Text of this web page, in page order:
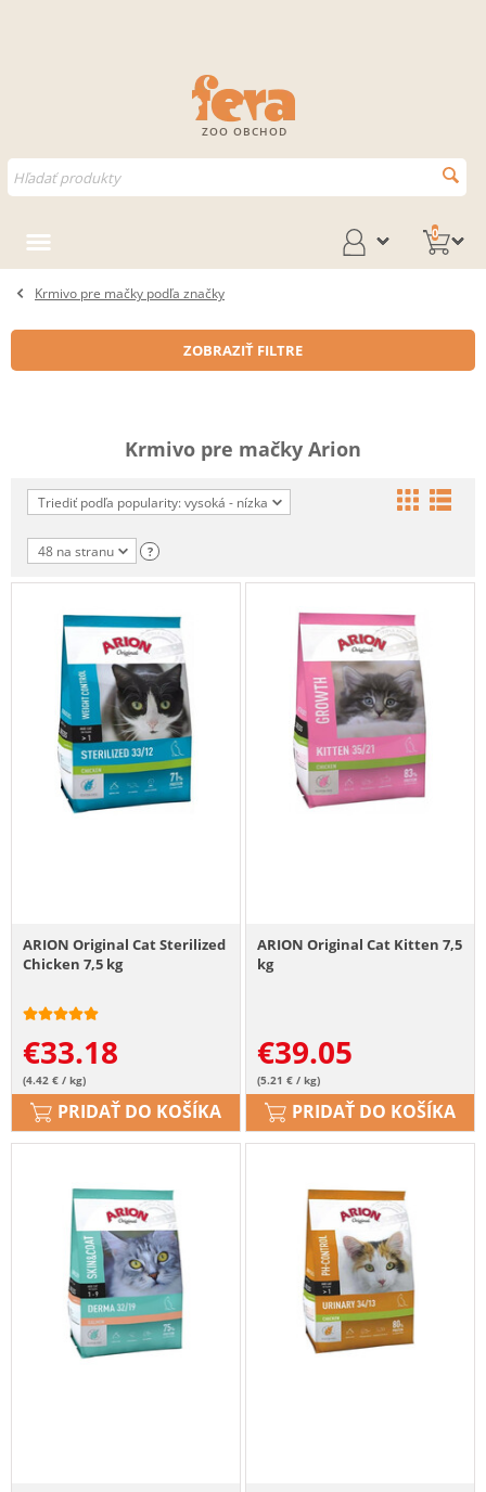
ZOO OBCHOD
0
Krmivo pre mačky podľa značky
ZOBRAZIŤ FILTRE
Krmivo pre mačky Arion
Triediť podľa popularity: vysoká - nízka
48 na stranu ?
ARION Original Cat Sterilized
Chicken 7,5 kg
€33.18
(4.42 € / kg)
PRIDAŤ DO KOŠÍKA
ARION Original Cat Kitten 7,5
kg
€39.05
(5.21 € / kg)
PRIDAŤ DO KOŠÍKA